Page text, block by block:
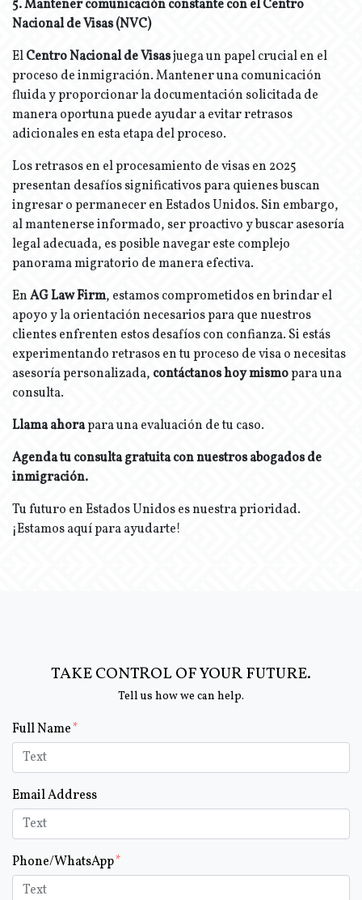
5. Mantener comunicación constante con el Centro
Nacional de Visas (NVC)
ElCentro Nacional de Visasjuega un papel crucial en el
proceso de inmigración. Mantener una comunicación
fluida y proporcionar la documentación solicitada de
manera oportuna puede ayudar a evitar retrasos
adicionales en esta etapa del proceso.
Los retrasos en el procesamiento de visas en 2025
presentan desafíos significativos para quienes buscan
ingresar o permanecer en Estados Unidos. Sin embargo,
al mantenerse informado, ser proactivo y buscar asesoría
legal adecuada, es posible navegar este complejo
panorama migratorio de manera efectiva.
EnAG Law Firm, estamos comprometidos en brindar el
apoyo y la orientación necesarios para que nuestros
clientes enfrenten estos desafíos con confianza. Si estás
experimentando retrasos en tu proceso de visa o necesitas
asesoría personalizada, contáctanos hoy mismopara una
consulta.
Llama ahorapara una evaluación de tu caso.
Agenda tu consulta gratuita con nuestros abogados de
inmigración.
Tu futuro en Estados Unidos es nuestra prioridad.
¡Estamos aquí para ayudarte!
TAKE CONTROL OF YOUR FUTURE.
Tell us how we can help.
Form Key
Subject
Full Name
Email Address
Phone/WhatsApp